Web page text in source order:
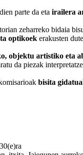
parte da eta irailera
zeharreko bidaia
optikoek erakusten
objektu artistiko eta
da piezak
bisita